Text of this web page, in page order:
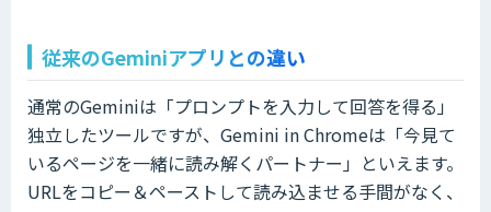
従来のGeminiアプリとの違い
通常のGeminiは「プロンプトを入力して回答を得る」
独立したツールですが、Gemini in Chromeは「今見て
いるページを一緒に読み解くパートナー」といえます。
URLをコピー＆ペーストして読み込ませる手間がなく、